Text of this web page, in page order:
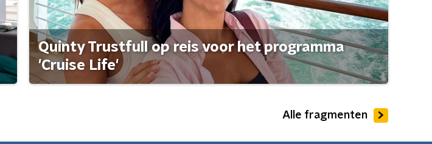
Quinty Trustfull op reis voor het programma
'Cruise Life'
Alle fragmenten